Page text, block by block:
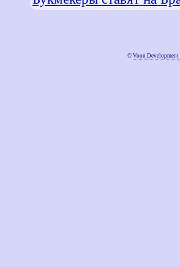
© Voon Development